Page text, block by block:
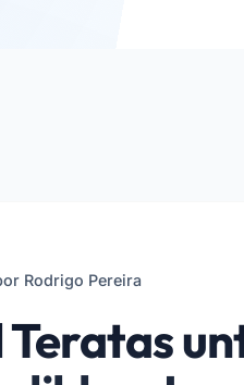
Rodrigo Pereira
Teratas